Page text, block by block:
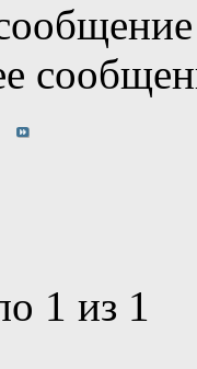
1 из 1